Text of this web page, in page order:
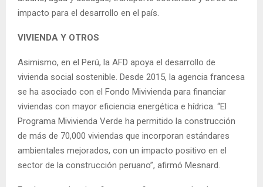
impacto para el desarrollo en el país.
VIVIENDA Y OTROS
Asimismo, en el Perú, la AFD apoya el desarrollo de
vivienda social sostenible. Desde 2015, la agencia francesa
se ha asociado con el Fondo Mivivienda para financiar
viviendas con mayor eficiencia energética e hídrica. “El
Programa Mivivienda Verde ha permitido la construcción
de más de 70,000 viviendas que incorporan estándares
ambientales mejorados, con un impacto positivo en el
sector de la construcción peruano”, afirmó Mesnard.